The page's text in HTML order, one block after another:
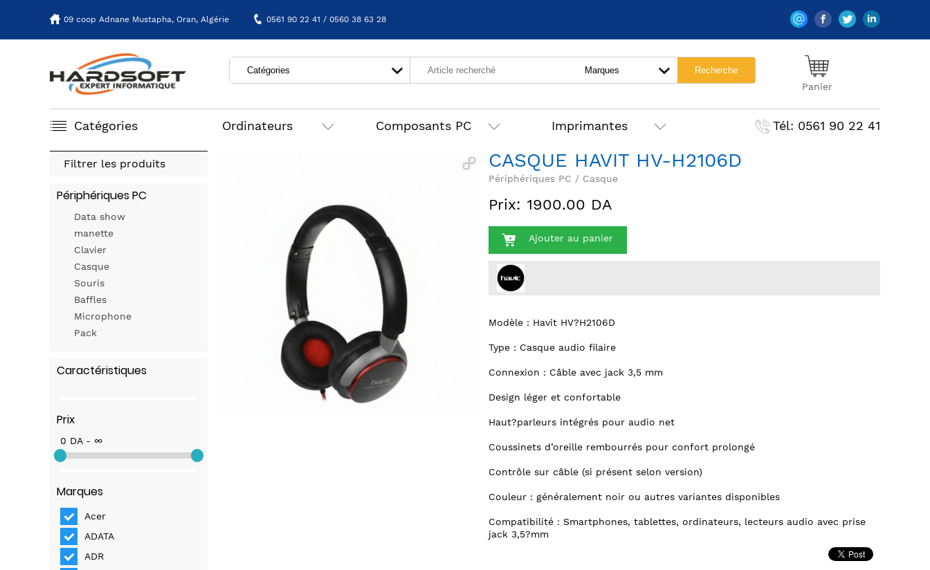
09 coop Adnane Mustapha, Oran, Algérie 0561 90 22 41 / 0560 38 63 28
Panier
Catégories Ordinateurs Composants PC Imprimantes Tél: 0561 90 22 41
CASQUE HAVIT HV-H2106D
Périphériques PC / Casque
Prix: 1900.00 DA
Ajouter au panier
Modèle : Havit HV?H2106D
Type : Casque audio filaire
Connexion : Câble avec jack 3,5 mm
Design léger et confortable
Haut?parleurs intégrés pour audio net
Coussinets d’oreille rembourrés pour confort prolongé
Contrôle sur câble (si présent selon version)
Couleur : généralement noir ou autres variantes disponibles
Compatibilité : Smartphones, tablettes, ordinateurs, lecteurs audio avec prise
jack 3,5?mm
Filtrer les produits
Périphériques PC
Data show
manette
Clavier
Casque
Souris
Baffles
Microphone
Pack
Caractéristiques
Prix
0 DA - ∞
Marques
Acer
ADATA
ADR